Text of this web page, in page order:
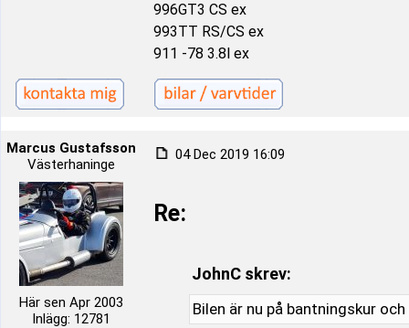
996GT3 CS ex
993TT RS/CS ex
911 -78 3.8l ex
Marcus Gustafsson
Västerhaninge
Här sen Apr 2003
Inlägg: 12781
04 Dec 2019 16:09
Re:
JohnC skrev:
Bilen är nu på bantningskur